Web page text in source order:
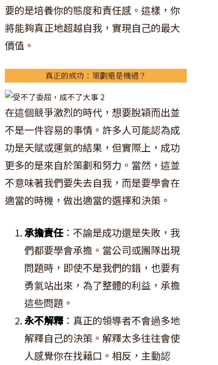
要的是培養你的態度和責任感。這樣，你
將能夠真正地超越自我，實現自己的最大
價值。
真正的成功：策劃還是機遇？
在這個競爭激烈的時代，想要脫穎而出並
不是一件容易的事情。許多人可能認為成
功是天賦或運氣的結果，但實際上，成功
更多的是來自於策劃和努力。當然，這並
不意味著我們要失去自我，而是要學會在
適當的時機，做出適當的選擇和決策。
承擔責任：不論是成功還是失敗，我
們都要學會承擔。當公司或團隊出現
問題時，即使不是我們的錯，也要有
勇氣站出來，為了整體的利益，承擔
這些問題。
永不解釋 ：真正的領導者不會過多地
解釋自己的決策。解釋太多往往會使
人感覺你在找藉口。相反，主動認